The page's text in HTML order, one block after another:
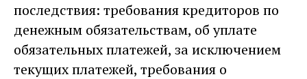
последствия: требования кредиторов по
денежным обязательствам, об уплате
обязательных платежей, за исключением
текущих платежей, требования о